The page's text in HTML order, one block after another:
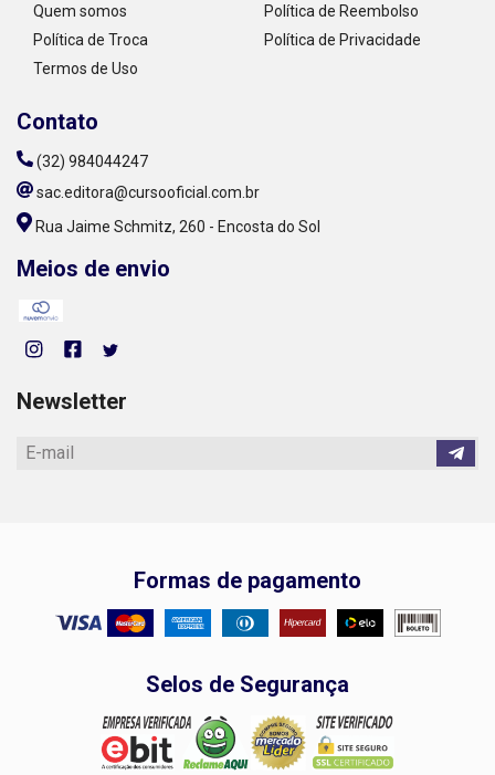
Quem somos
Política de Reembolso
Política de Troca
Política de Privacidade
Termos de Uso
Contato
(32) 984044247
sac.editora@cursooficial.com.br
Rua Jaime Schmitz, 260 - Encosta do Sol
Meios de envio
Newsletter
Formas de pagamento
Selos de Segurança